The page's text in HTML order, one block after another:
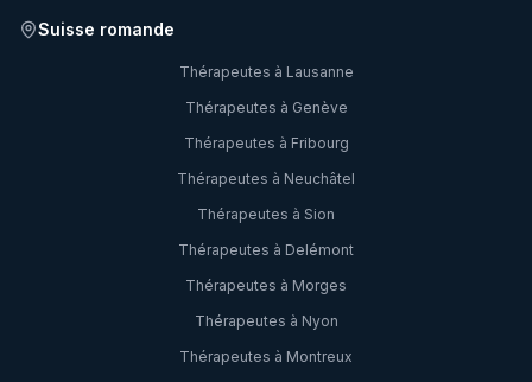
Suisse romande
Thérapeutes à Lausanne
Thérapeutes à Genève
Thérapeutes à Fribourg
Thérapeutes à Neuchâtel
Thérapeutes à Sion
Thérapeutes à Delémont
Thérapeutes à Morges
Thérapeutes à Nyon
Thérapeutes à Montreux